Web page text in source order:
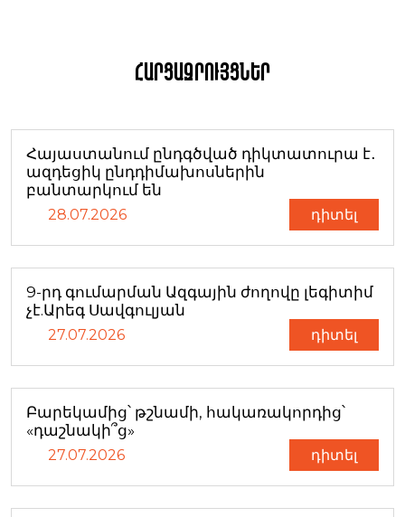
Հարցազրույցներ
Հայաստանում ընդգծված դիկտատուրա է․
ազդեցիկ ընդդիմախոսներին
բանտարկում են
28.07.2026 դիտել
9-րդ գումարման Ազգային ժողովը լեգիտիմ
չէ.Արեգ Սավգուլյան
27.07.2026 դիտել
Բարեկամից՝ թշնամի, հակառակորդից՝
«դաշնակի՞ց»
27.07.2026 դիտել